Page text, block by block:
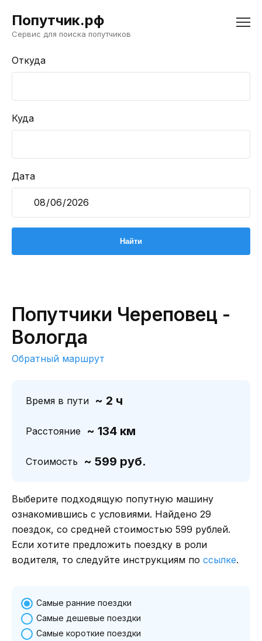
Попутчик.рф
Сервис для поиска попутчиков
Откуда
Куда
Дата
Попутчики Череповец -
Вологда
Обратный маршрут
Время в пути ~ 2 ч
Расстояние ~ 134 км
Стоимость ~ 599 руб.
Выберите подходящую попутную машину
ознакомившись с условиями. Найдено 29
поездок, со средней стоимостью 599 рублей.
Если хотите предложить поездку в роли
водителя, то следуйте инструкциям по ссылке.
Самые ранние поездки
Самые дешевые поездки
Самые короткие поездки